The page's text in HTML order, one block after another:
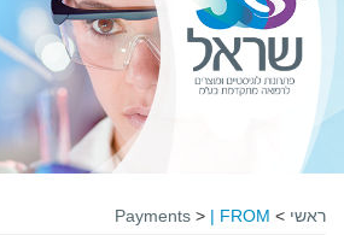
ראשי >
Payments > | FROM